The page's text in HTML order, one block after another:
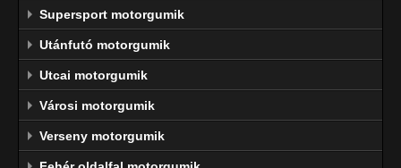
Supersport motorgumik
Utánfutó motorgumik
Utcai motorgumik
Városi motorgumik
Verseny motorgumik